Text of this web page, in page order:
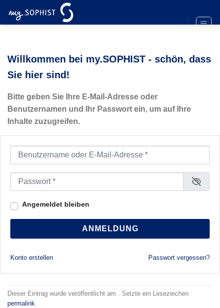
Inhalt
Willkommen bei my.SOPHIST - schön, dass
Sie hier sind!
Bitte geben Sie Ihre E-Mail-Adresse oder
Benutzernamen und Ihr Passwort ein, um auf Ihre
Inhalte zuzugreifen.
Benutzername oder E-Mail-Adresse
Passwort
Angemeldet bleiben
ANMELDUNG
Konto erstellen Passwort vergessen?
Dieser Eintrag wurde veröffentlicht am . Setzte ein Lesezeichen
permalink.